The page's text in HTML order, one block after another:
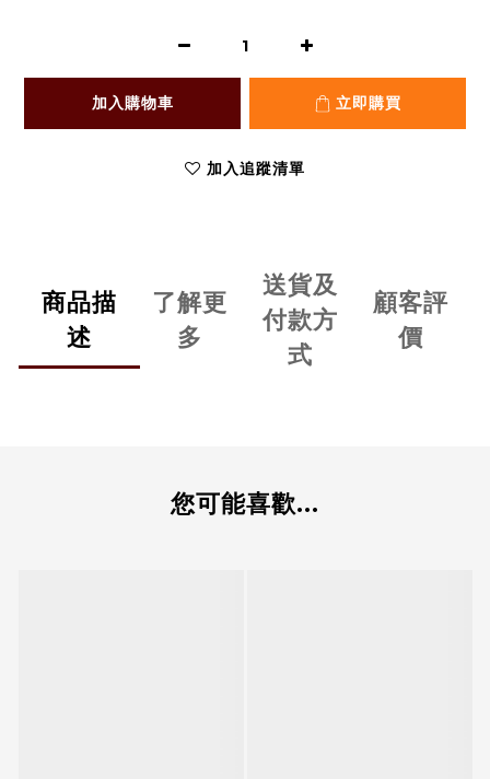
加入購物車 立即購買
加入追蹤清單
商品描
述
了解更
多
送貨及
付款方
式
顧客評
價
您可能喜歡...